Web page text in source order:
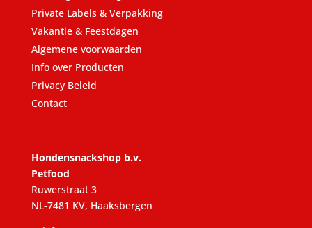
Private Labels & Verpakking
Vakantie & Feestdagen
Algemene voorwaarden
Info over Producten
Privacy Beleid
Contact
Hondensnackshop b.v.
Petfood
Ruwerstraat 3
NL-7481 KV, Haaksbergen